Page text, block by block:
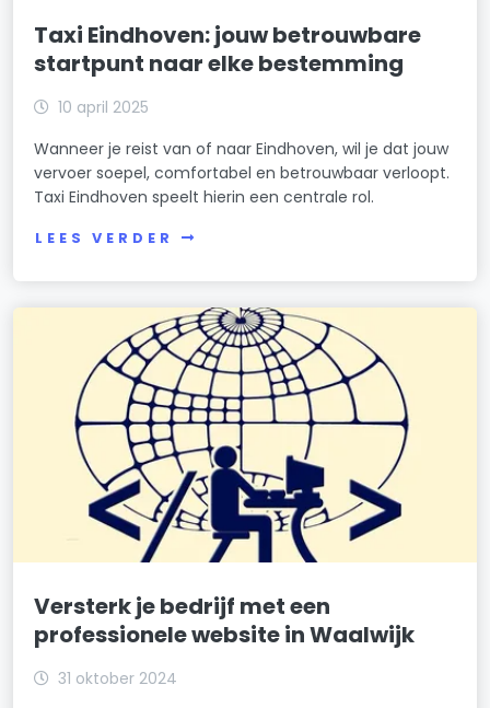
Taxi Eindhoven: jouw betrouwbare
startpunt naar elke bestemming
10 april 2025
Wanneer je reist van of naar Eindhoven, wil je dat jouw
vervoer soepel, comfortabel en betrouwbaar verloopt.
Taxi Eindhoven speelt hierin een centrale rol.
LEES VERDER
Versterk je bedrijf met een
professionele website in Waalwijk
31 oktober 2024